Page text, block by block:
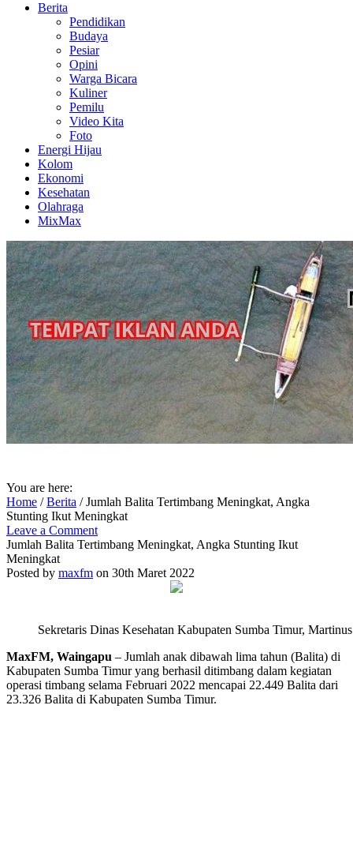
Berita
Pendidikan
Budaya
Pesiar
Opini
Warga Bicara
Kuliner
Pemilu
Video Kita
Foto
Energi Hijau
Kolom
Ekonomi
Kesehatan
Olahraga
MixMax
You are here:
Home /Berita /Jumlah Balita Tertimbang Meningkat, Angka
Stunting Ikut Meningkat
Leave a Comment
Jumlah Balita Tertimbang Meningkat, Angka Stunting Ikut
Meningkat
Posted by maxfm on 30th Maret 2022
Sekretaris Dinas Kesehatan Kabupaten Sumba Timur,
MaxFM, Waingapu – Jumlah anak dibawah lima tahun (Balita) di
Kabupaten Sumba Timur yang berhasil ditimbang dalam kegiatan
operasi timbang selama Februari 2022 mencapai 22.449 Balita dari
23.326 Balita di Kabupaten Sumba Timur.